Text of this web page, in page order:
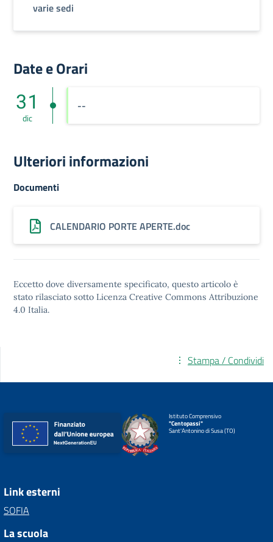
varie sedi
Date e Orari
31
dic
--
Ulteriori informazioni
Documenti
CALENDARIO PORTE APERTE.doc
Eccetto dove diversamente specificato, questo articolo è
stato rilasciato sotto Licenza Creative Commons Attribuzione
4.0 Italia.
Stampa / Condividi
Istituto Comprensivo
"Centopassi"
Sant'Antonino di Susa (TO)
Link esterni
SOFIA
La scuola